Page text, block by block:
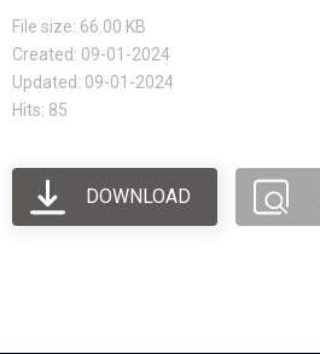
File size: 66.00 KB
Created: 09-01-2024
Updated: 09-01-2024
Hits: 85
DOWNLOAD